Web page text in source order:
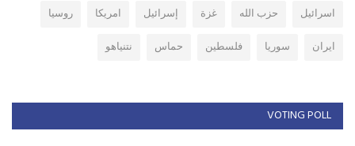
اسرائيل
حزب الله غزة إسرائيل امريكا
روسيا
ايران
سوريا فلسطين حماس نتنياهو
VOTING POLL